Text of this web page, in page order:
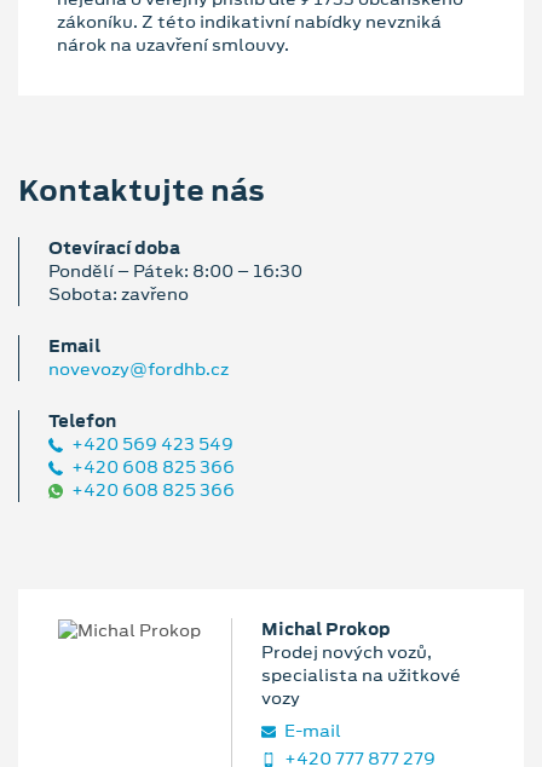
zákoníku. Z této indikativní nabídky nevzniká
nárok na uzavření smlouvy.
Kontaktujte nás
Otevírací doba
Pondělí – Pátek: 8:00 – 16:30
Sobota: zavřeno
Email
novevozy@fordhb.cz
Telefon
+420 569 423 549
+420 608 825 366
+420 608 825 366
Michal Prokop
Prodej nových vozů,
specialista na užitkové
vozy
E‑mail
+420 777 877 279